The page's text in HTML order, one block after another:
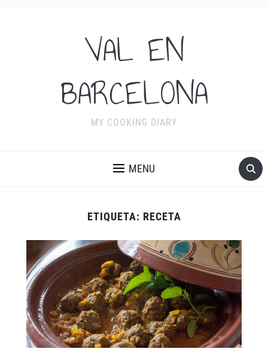
VAL EN
BARCELONA
MY COOKING DIARY
MENU
ETIQUETA: RECETA